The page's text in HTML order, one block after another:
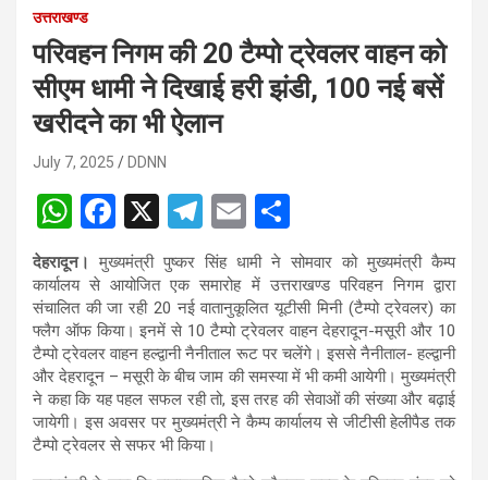
उत्तराखण्ड
परिवहन निगम की 20 टैम्पो ट्रेवलर वाहन को
सीएम धामी ने दिखाई हरी झंडी, 100 नई बसें
खरीदने का भी ऐलान
July 7, 2025 DDNN
W
h
at
s
A
p
p
F
a
ce
b
o
o
k
X
T
el
e
gr
a
m
E
m
ail
h
ar
e
देहरादून। मुख्यमंत्री पुष्कर सिंह धामी ने सोमवार को मुख्यमंत्री कैम्प
कार्यालय से आयोजित एक समारोह में उत्तराखण्ड परिवहन निगम द्वारा
संचालित की जा रही 20 नई वातानुकूलित यूटीसी मिनी (टैम्पो ट्रेवलर) का
फ्लैग ऑफ किया। इनमें से 10 टैम्पो ट्रेवलर वाहन देहरादून-मसूरी और 10
टैम्पो ट्रेवलर वाहन हल्द्वानी नैनीताल रूट पर चलेंगे। इससे नैनीताल- हल्द्वानी
और देहरादून – मसूरी के बीच जाम की समस्या में भी कमी आयेगी। मुख्यमंत्री
ने कहा कि यह पहल सफल रही तो, इस तरह की सेवाओं की संख्या और बढ़ाई
जायेगी। इस अवसर पर मुख्यमंत्री ने कैम्प कार्यालय से जीटीसी हेलीपैड तक
टैम्पो ट्रेवलर से सफर भी किया।